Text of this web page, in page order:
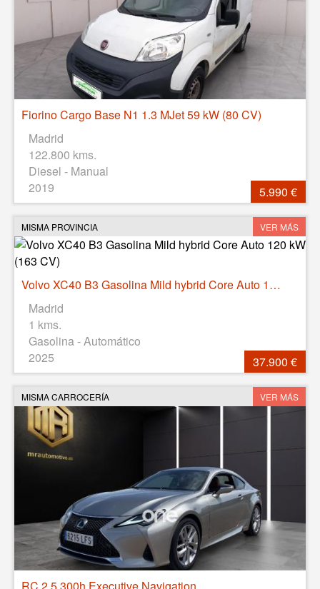
Fiorino Cargo Base N1 1.3 MJet 59 kW (80 CV)
Madrid
122.800 kms.
Diesel - Manual
2019
5.990 €
MISMA PROVINCIA VER MÁS
Volvo XC40 B3 Gasolina Mild hybrid Core Auto 120 kW (163 CV)
Madrid
1 kms.
Gasolina - Automático
2025
37.900 €
MISMA CARROCERÍA VER MÁS